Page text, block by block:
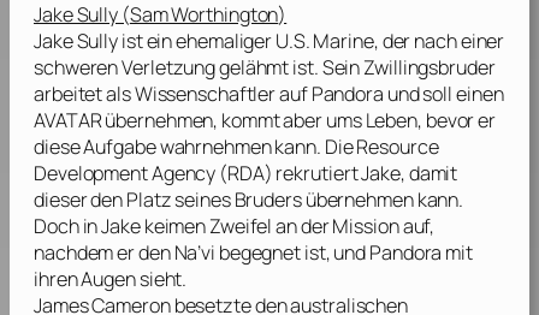
Jake Sully (Sam Worthington)
Jake Sully ist ein ehemaliger U.S. Marine, der nach einer
schweren Verletzung gelähmt ist. Sein Zwillingsbruder
arbeitet als Wissenschaftler auf Pandora und soll einen
AVATAR übernehmen, kommt aber ums Leben, bevor er
diese Aufgabe wahrnehmen kann. Die Resource
Development Agency (RDA) rekrutiert Jake, damit
dieser den Platz seines Bruders übernehmen kann.
Doch in Jake keimen Zweifel an der Mission auf,
nachdem er den Na’vi begegnet ist, und Pandora mit
ihren Augen sieht.
James Cameronbesetzte den australischen